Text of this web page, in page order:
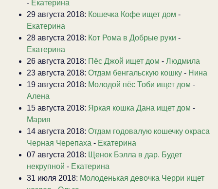
- Екатерина
29 августа 2018: Кошечка Кофе ищет дом -
Екатерина
28 августа 2018: Кот Рома в Добрые руки -
Екатерина
26 августа 2018: Пёс Джой ищет дом - Людмила
23 августа 2018: Отдам бенгальскую кошку - Нина
19 августа 2018: Молодой пёс Тоби ищет дом -
Алена
15 августа 2018: Яркая кошка Дана ищет дом -
Мария
14 августа 2018: Отдам годовалую кошечку окраса
Черная Черепаха - Екатерина
07 августа 2018: Щенок Бэлла в дар. Будет
некрупной - Екатерина
31 июля 2018: Молоденькая девочка Черри ищет